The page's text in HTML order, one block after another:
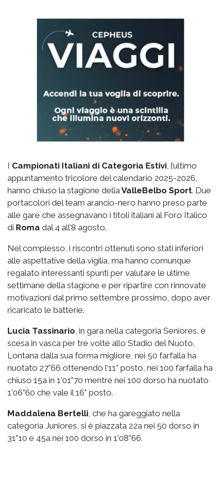
I Campionati Italiani di Categoria Estivi, l’ultimo
appuntamento tricolore del calendario 2025-2026,
hanno chiuso la stagione dellaValleBelbo Sport. Due
portacolori del team arancio-nero hanno preso parte
alle gare che assegnavano i titoli italiani al Foro Italico
di Roma dal 4 all’8 agosto.
Nel complesso, i riscontri ottenuti sono stati inferiori
alle aspettative della vigilia, ma hanno comunque
regalato interessanti spunti per valutare le ultime
settimane della stagione e per ripartire con rinnovate
motivazioni dal primo settembre prossimo, dopo aver
ricaricato le batterie.
Lucia Tassinario, in gara nella categoria Seniores, è
scesa in vasca per tre volte allo Stadio del Nuoto.
Lontana dalla sua forma migliore, nei 50 farfalla ha
nuotato 27”66 ottenendo l’11° posto, nei 100 farfalla ha
chiuso 15a in 1’01”70 mentre nei 100 dorso ha nuotato
1’06”60 che vale il 16° posto.
Maddalena Bertelli, che ha gareggiato nella
categoria Juniores, si è piazzata 22a nei 50 dorso in
31”10 e 45a nei 100 dorso in 1’08”66.